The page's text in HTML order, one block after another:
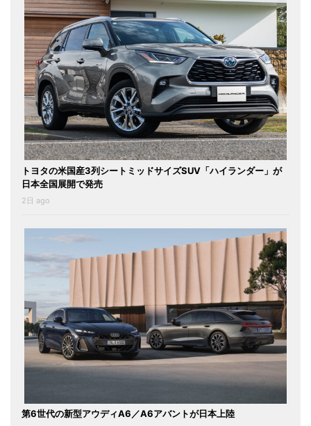
トヨタの米国産3列シートミッドサイズSUV「ハイランダー」が
日本全国展開で発売
2日 ago
第6世代の新型アウディA6／A6アバントが日本上陸